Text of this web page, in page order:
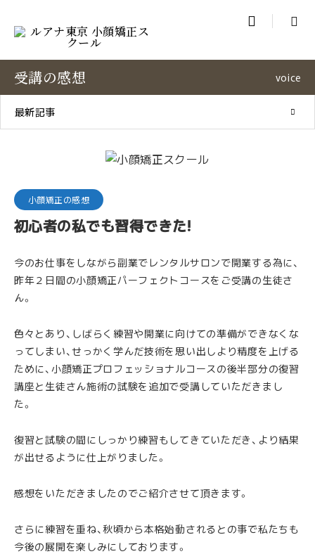

受講の感想 voice
最新記事
小顔矯正の感想
初心者の私でも習得できた!
今のお仕事をしながら副業でレンタルサロンで開業する為に、
昨年２日間の小顔矯正パーフェクトコースをご受講の生徒さ
ん。
色々とあり、しばらく練習や開業に向けての準備ができなくな
ってしまい、せっかく学んだ技術を思い出しより精度を上げる
ために、小顔矯正プロフェッショナルコースの後半部分の復習
講座と生徒さん施術の試験を追加で受講していただきまし
た。
復習と試験の間にしっかり練習もしてきていただき、より結果
が出せるように仕上がりました。
感想をいただきましたのでご紹介させて頂きます。
さらに練習を重ね、秋頃から本格始動されるとの事で私たちも
今後の展開を楽しみにしております。